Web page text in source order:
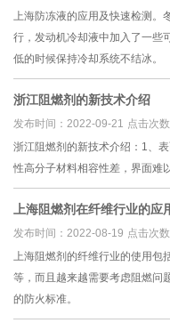
上海防冻液​的应用及快速检测
行，发动机冷却液中加入了一些
低的时候保持冷却系统不结冰。
浙江阻燃剂的新技术介绍
发布时间：2022-09-21
点击次
浙江阻燃剂​的新技术介绍：1、
性高分子材料相容性差，界面难
上海阻燃剂在纤维行业的应
发布时间：2022-08-19 点击次
上海阻燃剂的纤维行业的使用
等，而且越来越需要考虑阻燃问
的防火标准。